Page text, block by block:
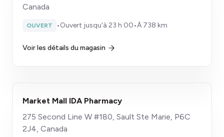
Canada
OUVERT •Ouvert jusqu'à 23 h 00•À 738 km
Voir les détails du magasin
Market Mall IDA Pharmacy
275 Second Line W #180, Sault Ste Marie, P6C
2J4, Canada